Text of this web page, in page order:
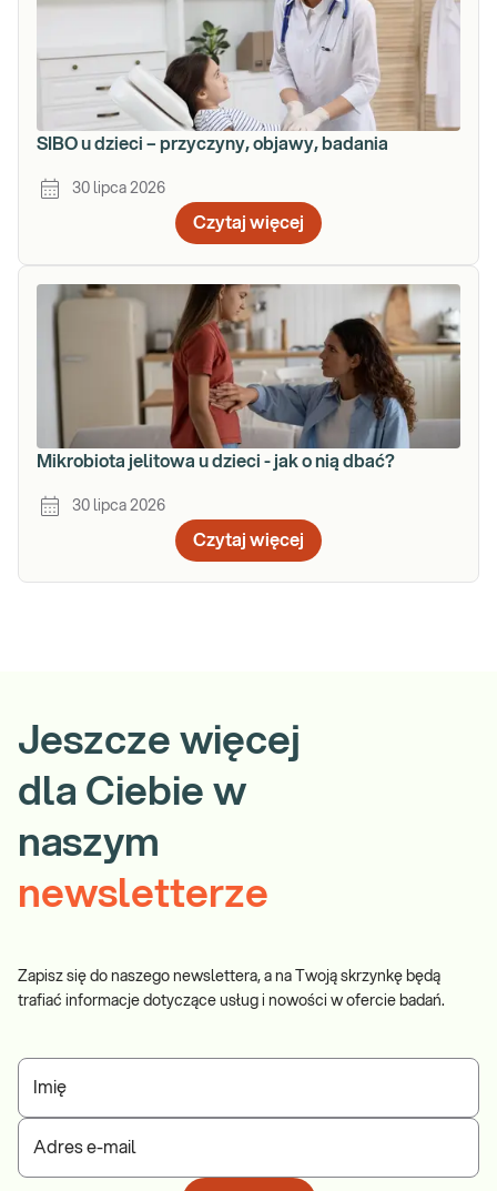
SIBO u dzieci – przyczyny, objawy, badania
30 lipca 2026
Czytaj więcej
Mikrobiota jelitowa u dzieci - jak o nią dbać?
30 lipca 2026
Czytaj więcej
Jeszcze więcej
dla Ciebie w
naszym
newsletterze
Zapisz się do naszego newslettera, a na Twoją skrzynkę będą
trafiać informacje dotyczące usług i nowości w ofercie badań.
Imię
Adres e-mail